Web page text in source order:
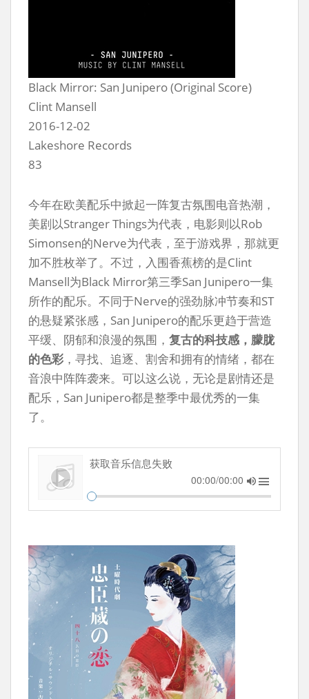
Black Mirror: San Junipero (Original Score)
Clint Mansell
2016-12-02
Lakeshore Records
83
今年在欧美配乐中掀起一阵复古氛围电音热潮，
美剧以Stranger Things为代表，电影则以Rob
Simonsen的Nerve为代表，至于游戏界，那就更
加不胜枚举了。不过，入围香蕉榜的是Clint
Mansell为Black Mirror第三季San Junipero一集
所作的配乐。不同于Nerve的强劲脉冲节奏和ST
的悬疑紧张感，San Junipero的配乐更趋于营造
平缓、阴郁和浪漫的氛围， 复古的科技感，朦胧
的色彩 ，寻找、追逐、割舍和拥有的情绪，都在
音浪中阵阵袭来。可以这么说，无论是剧情还是
配乐，San Junipero都是整季中最优秀的一集
了。
获取音乐信息失败
00:00/00:00